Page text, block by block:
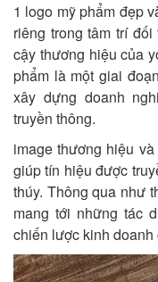
1 logo mỹ phẩm đẹp
riêng trong tâm trí
cậy thương hiệu của
phẩm là một giai
xây dựng doanh
truyền thông.
image thương hiệu
giúp tín hiệu được
thúy. Thông qua như
mang tới những tác
chiến lược kinh doanh